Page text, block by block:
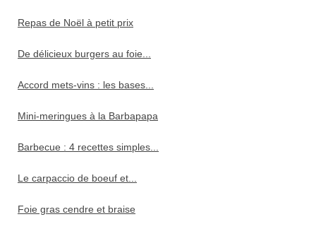
Repas de Noël à petit prix
De délicieux burgers au foie...
Accord mets-vins : les bases...
Mini-meringues à la Barbapapa
Barbecue : 4 recettes simples...
Le carpaccio de boeuf et...
Foie gras cendre et braise